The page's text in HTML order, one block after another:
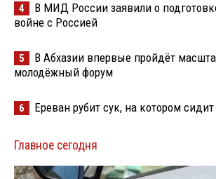
4
В МИД России заявили о
войне с Россией
5
В Абхазии впервые пройдёт
молодёжный форум
6 Ереван рубит сук, на котором сидит
Главное сегодня